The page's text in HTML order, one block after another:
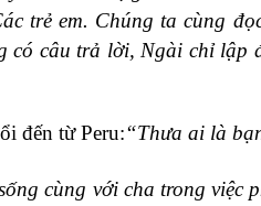
trẻ em. Chúng ta cùng
có câu trả lời, Ngài chỉ
đến từ Peru:“Thưa ai là
cùng với cha trong việc